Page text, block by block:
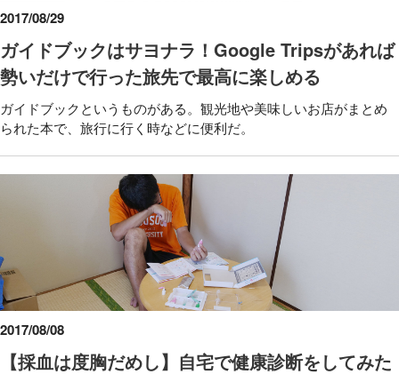
ガイドブックはサヨナラ！Google Tripsがあれば
勢いだけで行った旅先で最高に楽しめる
2017/08/29
ガイドブックというものがある。観光地や美味しいお店がまとめ
られた本で、旅行に行く時などに便利だ。
【採血は度胸だめし】自宅で健康診断をしてみた
2017/08/08